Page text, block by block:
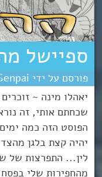
ספיישל
יאהלו מינה ~
שכחתם אותי, זה
הפוסט הזה כמה
יהיה קצת בלגן
לין... התפרצות של
מהחפירות שלי